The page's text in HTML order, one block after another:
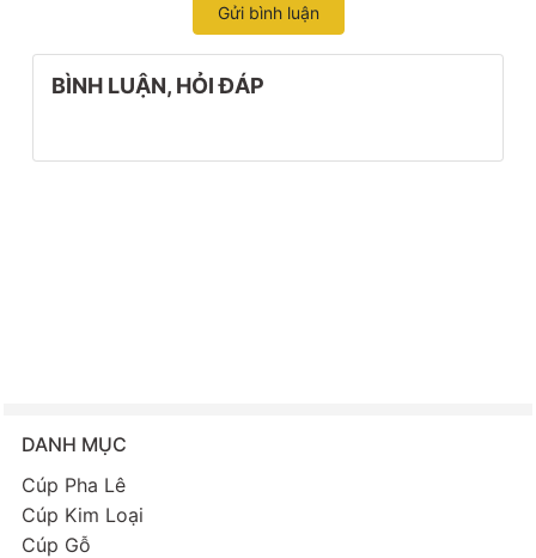
Gửi bình luận
BÌNH LUẬN, HỎI ĐÁP
DANH MỤC
Cúp Pha Lê
Cúp Kim Loại
Cúp Gỗ